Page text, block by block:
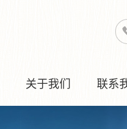
关于我们 联系